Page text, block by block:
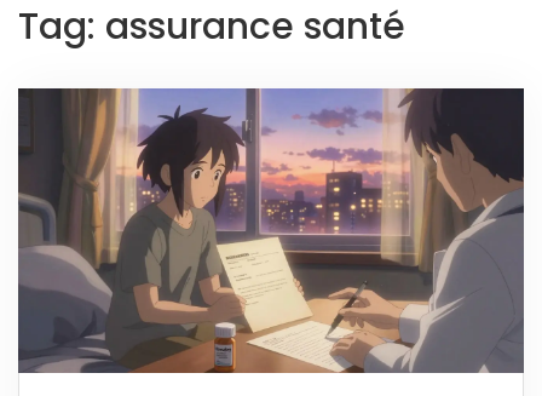
Tag: assurance santé